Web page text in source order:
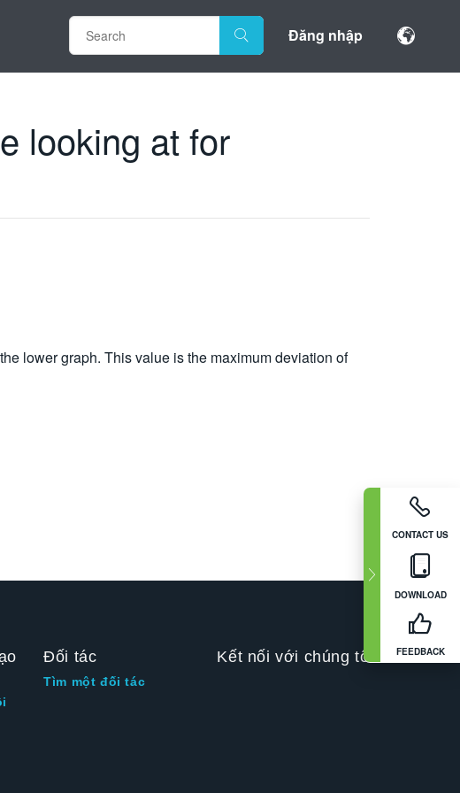
Đăng nhập
CONTACT US
DOWNLOAD
FEEDBACK
looking at for
lower graph. This value is the maximum deviation of
Đối tác
Tìm một đối tác
Kết nối với chúng tôi